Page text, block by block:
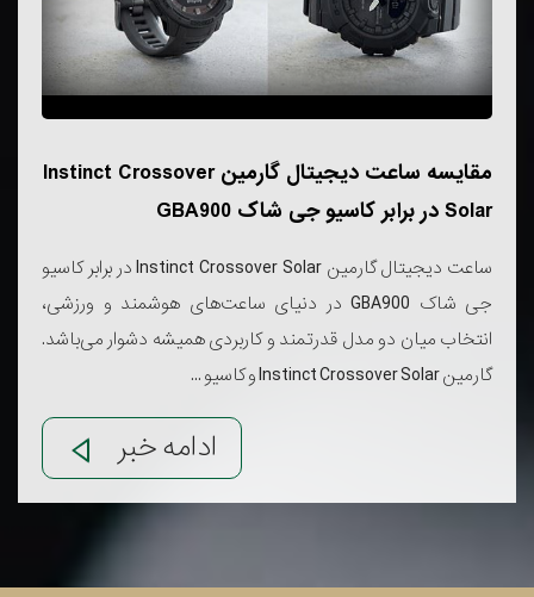
مقایسه ساعت دیجیتال گارمین Instinct Crossover
Solar در برابر کاسیو جی شاک GBA900
ساعت دیجیتال گارمین Instinct Crossover Solar در برابر کاسیو
جی ‌شاک GBA900 در دنیای ساعت‌های هوشمند و ورزشی،
انتخاب میان دو مدل قدرتمند و کاربردی همیشه دشوار می‌باشد.
گارمین Instinct Crossover Solar و کاسیو ...
ادامه خبر